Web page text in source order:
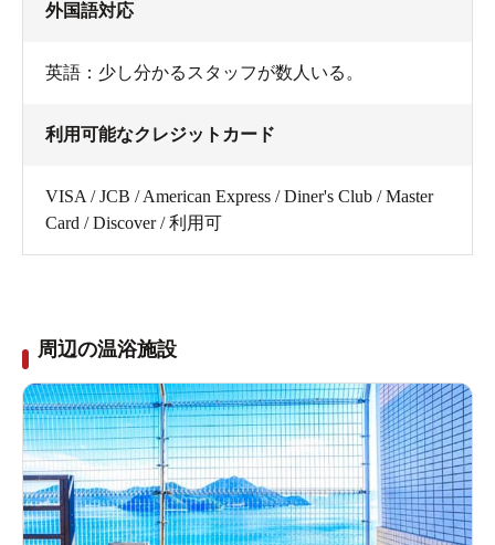
外国語対応
英語：少し分かるスタッフが数人いる。
利用可能なクレジットカード
VISA / JCB / American Express / Diner's Club / Master
Card / Discover / 利用可
周辺の温浴施設